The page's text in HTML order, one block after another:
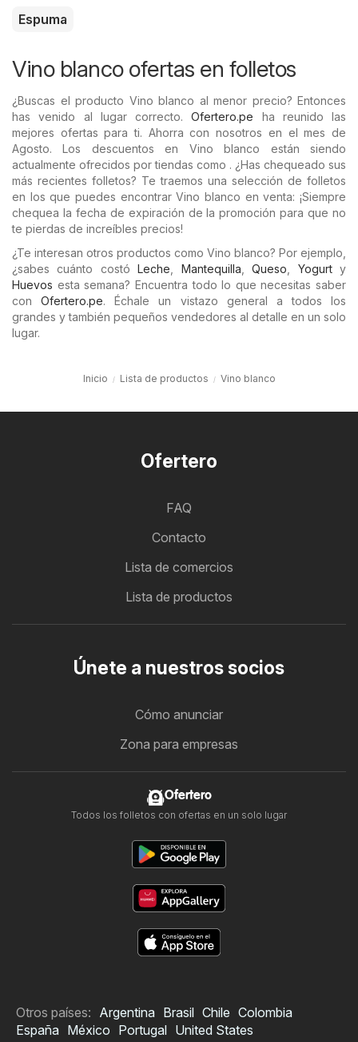
Espuma
Vino blanco ofertas en folletos
¿Buscas el producto Vino blanco al menor precio? Entonces
has venido al lugar correcto.Ofertero.pe ha reunido las
mejores ofertas para ti. Ahorra con nosotros en el mes de
Agosto. Los descuentos en Vino blanco están siendo
actualmente ofrecidos por tiendas como . ¿Has chequeado sus
más recientes folletos? Te traemos una selección de folletos
en los que puedes encontrar Vino blanco en venta: ¡Siempre
chequea la fecha de expiración de la promoción para que no
te pierdas de increíbles precios!
¿Te interesan otros productos como Vino blanco? Por ejemplo,
¿sabes cuánto costóLeche Mantequilla ,Queso Yogurty
Huevos esta semana? Encuentra todo lo que necesitas saber
conOfertero.pe. Échale un vistazo general a todos los
grandes y también pequeños vendedores al detalle en un solo
lugar.
Inicio Lista de productos Vino blanco
Ofertero
FAQ
Contacto
Lista de comercios
Lista de productos
Únete a nuestros socios
Cómo anunciar
Zona para empresas
Ofertero
Todos los folletos con ofertas en un solo lugar
Otros países: Argentina Brasil Chile Colombia
España México Portugal United States